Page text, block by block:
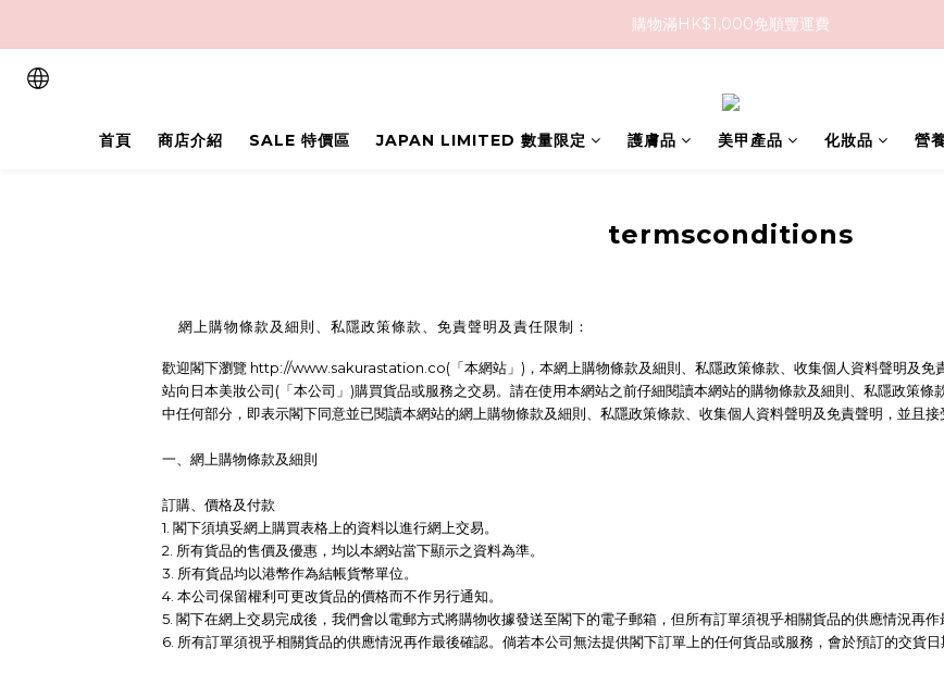
購物滿HK$1,000免順豐運費
購物滿HK$1,000免順豐運費
首頁
商店介紹 SALE 特價區 JAPAN LIMITED 數量限定 護膚品 美甲產品 化妝品 營
termsconditions
網上購物條款及細則、私隱政策條款、免責聲明及責任限制：
歡迎閣下瀏覽 http://www.sakurastation.co(「本網站」)，本網上購物條款及細則、私隱政策條款、收集個人資料聲明及免
站向日本美妝公司(「本公司」)購買貨品或服務之交易。請在使用本網站之前仔細閱讀本網站的購物條款及細則、私隱政策
中任何部分，即表示閣下同意並已閱讀本網站的網上購物條款及細則、私隱政策條款、收集個人資料聲明及免責聲明，並且接
一、網上購物條款及細則
訂購、價格及付款
1. 閣下須填妥網上購買表格上的資料以進行網上交易。
2. 所有貨品的售價及優惠，均以本網站當下顯示之資料為準。
3. 所有貨品均以港幣作為結帳貨幣單位。
4. 本公司保留權利可更改貨品的價格而不作另行通知。
5. 閣下在網上交易完成後，我們會以電郵方式將購物收據發送至閣下的電子郵箱，但所有訂單須視乎相關貨品的供應情況再作
6. 所有訂單須視乎相關貨品的供應情況再作最後確認。倘若本公司無法提供閣下訂單上的任何貨品或服務，會於預訂的交貨